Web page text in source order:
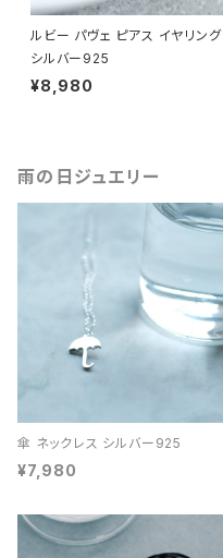
ルビー パヴェ ピアス イヤリング
シルバー925
¥8,980
雨の日ジュエリー
傘 ネックレス シルバー925
¥7,980